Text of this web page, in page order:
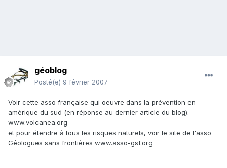
géoblog
Posté(e) 9 février 2007
Voir cette asso française qui oeuvre dans la prévention en
amérique du sud (en réponse au dernier article du blog).
www.volcanea.org
et pour étendre à tous les risques naturels, voir le site de l'asso
Géologues sans frontières www.asso-gsf.org